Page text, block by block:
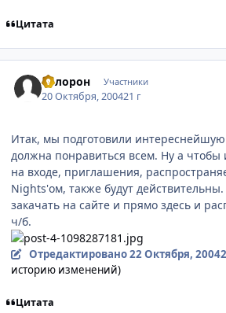
Цитата
Белорон Участники
20 Октября, 200421 г
Итак, мы подготовили
должна понравиться всем. Ну а чтобы
на входе, приглашения,
Nights'ом, также будут
закачать на сайте и прямо здесь и
ч/б.
Отредактировано22 Октября, 2004
историю изменений)
Цитата